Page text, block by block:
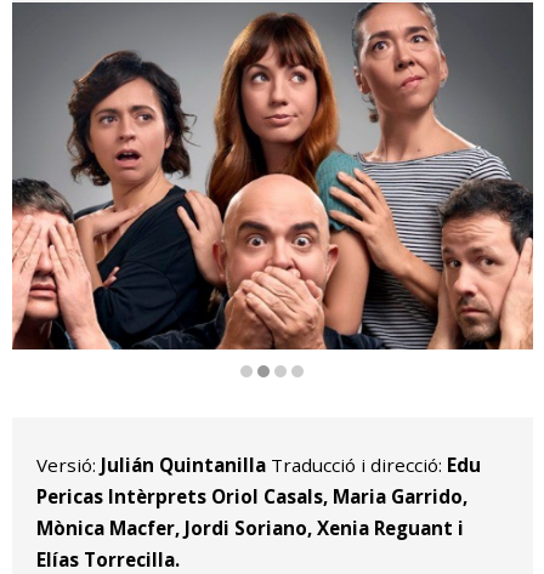
Versió: Julián Quintanilla Traducció i direcció: Edu
Pericas Intèrprets Oriol Casals, Maria Garrido,
Mònica Macfer, Jordi Soriano, Xenia Reguant i
Elías Torrecilla.